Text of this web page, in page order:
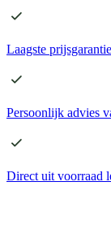
Laagste prijsgarantie
Persoonlijk advies
Direct uit voorraad